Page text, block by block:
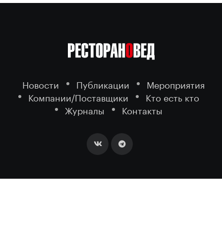
Новости Публикации
Мероприятия
Компании/Поставщики
Кто есть кто
Журналы
Контакты